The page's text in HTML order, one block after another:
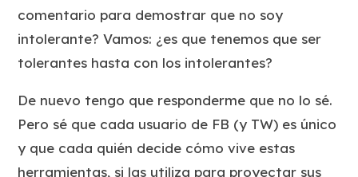
comentario para demostrar que no soy
intolerante? Vamos: ¿es que tenemos que ser
tolerantes hasta con los intolerantes?
De nuevo tengo que responderme que no lo sé.
Pero sé que cada usuario de FB (y TW) es único
y que cada quién decide cómo vive estas
herramientas, si las utiliza para proyectar sus